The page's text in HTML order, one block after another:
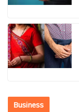
Business